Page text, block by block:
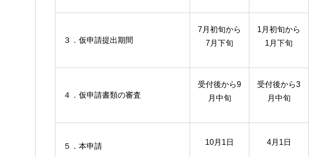
３．仮申請提出期間
7月初旬から
7月下旬
1月初旬から
1月下旬
４．仮申請書類の審査
受付後から9
月中旬
受付後から3
月中旬
５．本申請 10月1日 4月1日